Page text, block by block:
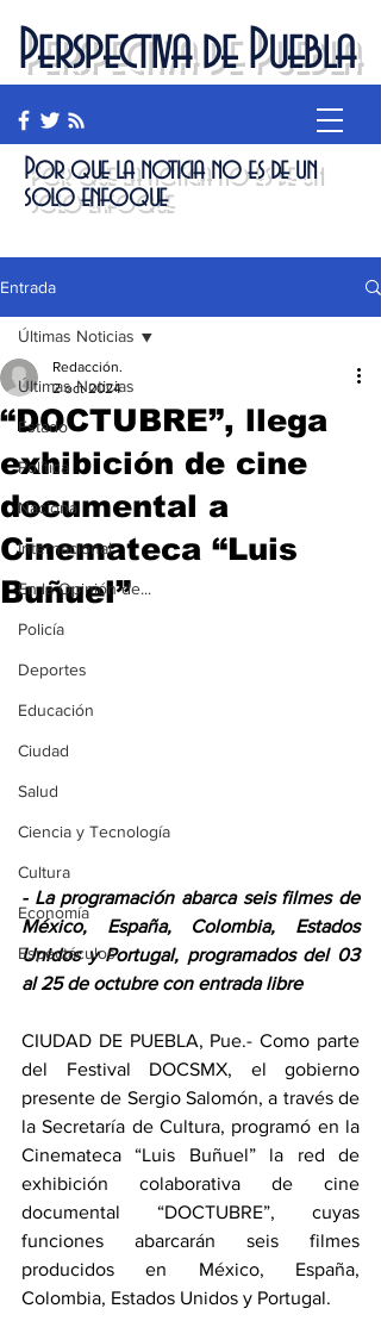
Perspectiva de Puebla
Por que la noticia no es de un
solo enfoque
Entrada
Últimas Noticias
Estado
Política
Nacional
Internacional
En la Opinión de...
Policía
Deportes
Educación
Ciudad
Salud
Ciencia y Tecnología
Cultura
Economía
Espectáculos
Últimas Noticias
“DOCTUBRE”, llega
exhibición de cine
documental a
Cinemateca “Luis
Buñuel”
Redacción.
2 oct 2024
- La programación abarca seis filmes de
México, España, Colombia, Estados
Unidos y Portugal, programados del 03
al 25 de octubre con entrada libre
CIUDAD DE PUEBLA, Pue.- Como parte
del Festival DOCSMX, el gobierno
presente de Sergio Salomón, a través de
la Secretaría de Cultura, programó en la
Cinemateca “Luis Buñuel” la red de
exhibición colaborativa de cine
documental “DOCTUBRE”, cuyas
funciones abarcarán seis filmes
producidos en México, España,
Colombia, Estados Unidos y Portugal.